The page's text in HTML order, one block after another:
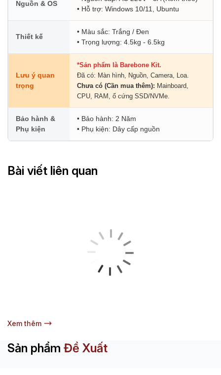
Nguồn & OS
• Hỗ trợ: Windows 10/11, Ubuntu
Thiết kế
• Màu sắc: Trắng / Đen
• Trọng lượng: 4.5kg - 6.5kg
Lưu ý quan
trọng
*Sản phẩm là Barebone Kit.
Đã có: Màn hình, Nguồn, Camera, Loa.
Chưa có (Cần mua thêm): Mainboard,
CPU, RAM, ổ cứng SSD/NVMe.
Bảo hành &
Phụ kiện
• Bảo hành: 2 Năm
• Phụ kiện: Dây cấp nguồn
Bài viết liên quan
Xem thêm
Sản phẩm Đề Xuất